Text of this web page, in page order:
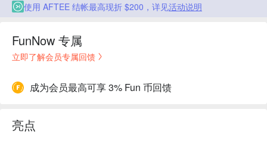
使用 AFTEE 结帐最高现折 $200，详见活动说明
FunNow 专属
立即了解会员专属回馈
成为会员最高可享 3% Fun 币回馈
亮点